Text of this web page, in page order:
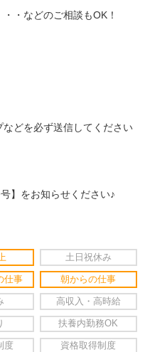
・などのご相談もOK！
どを必ず送信してください
】をお知らせください♪
土日祝休み
仕事 朝からの仕事
高収入・高時給
扶養内勤務OK
度 資格取得制度